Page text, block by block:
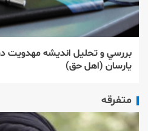
بررسي و تحليل انديشه مهدويت
يارسان (اهل حق)
متفرقه